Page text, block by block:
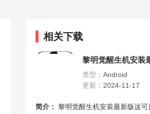
相关下载
黎明觉醒生机安装
类型： Android
更新： 2024-11-17
简介： 黎明觉醒生机安装最新版这可